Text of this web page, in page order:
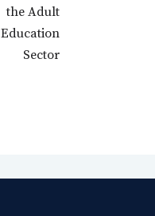
the Adult
Education
Sector